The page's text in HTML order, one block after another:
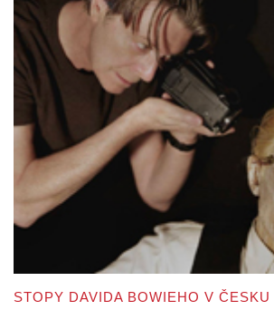
STOPY DAVIDA BOWIEHO V ČESKU